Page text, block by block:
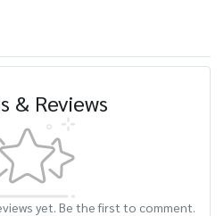
& Reviews
yet. Be the first to comment.